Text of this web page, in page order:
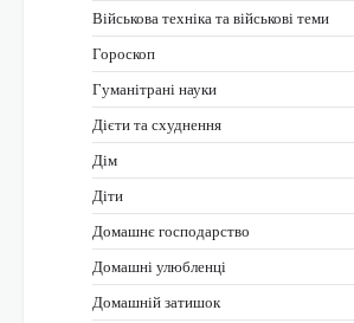
Військова техніка та військові теми
Гороскоп
Гуманітрані науки
Дієти та схуднення
Дім
Діти
Домашнє господарство
Домашні улюбленці
Домашній затишок